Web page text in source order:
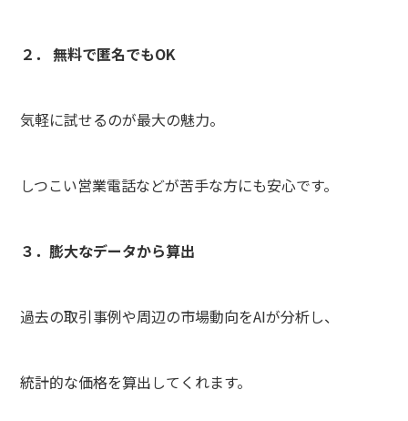
２． 無料で匿名でもOK
気軽に試せるのが最大の魅力。
しつこい営業電話などが苦手な方にも安心です。
３．膨大なデータから算出
過去の取引事例や周辺の市場動向をAIが分析し、
統計的な価格を算出してくれます。